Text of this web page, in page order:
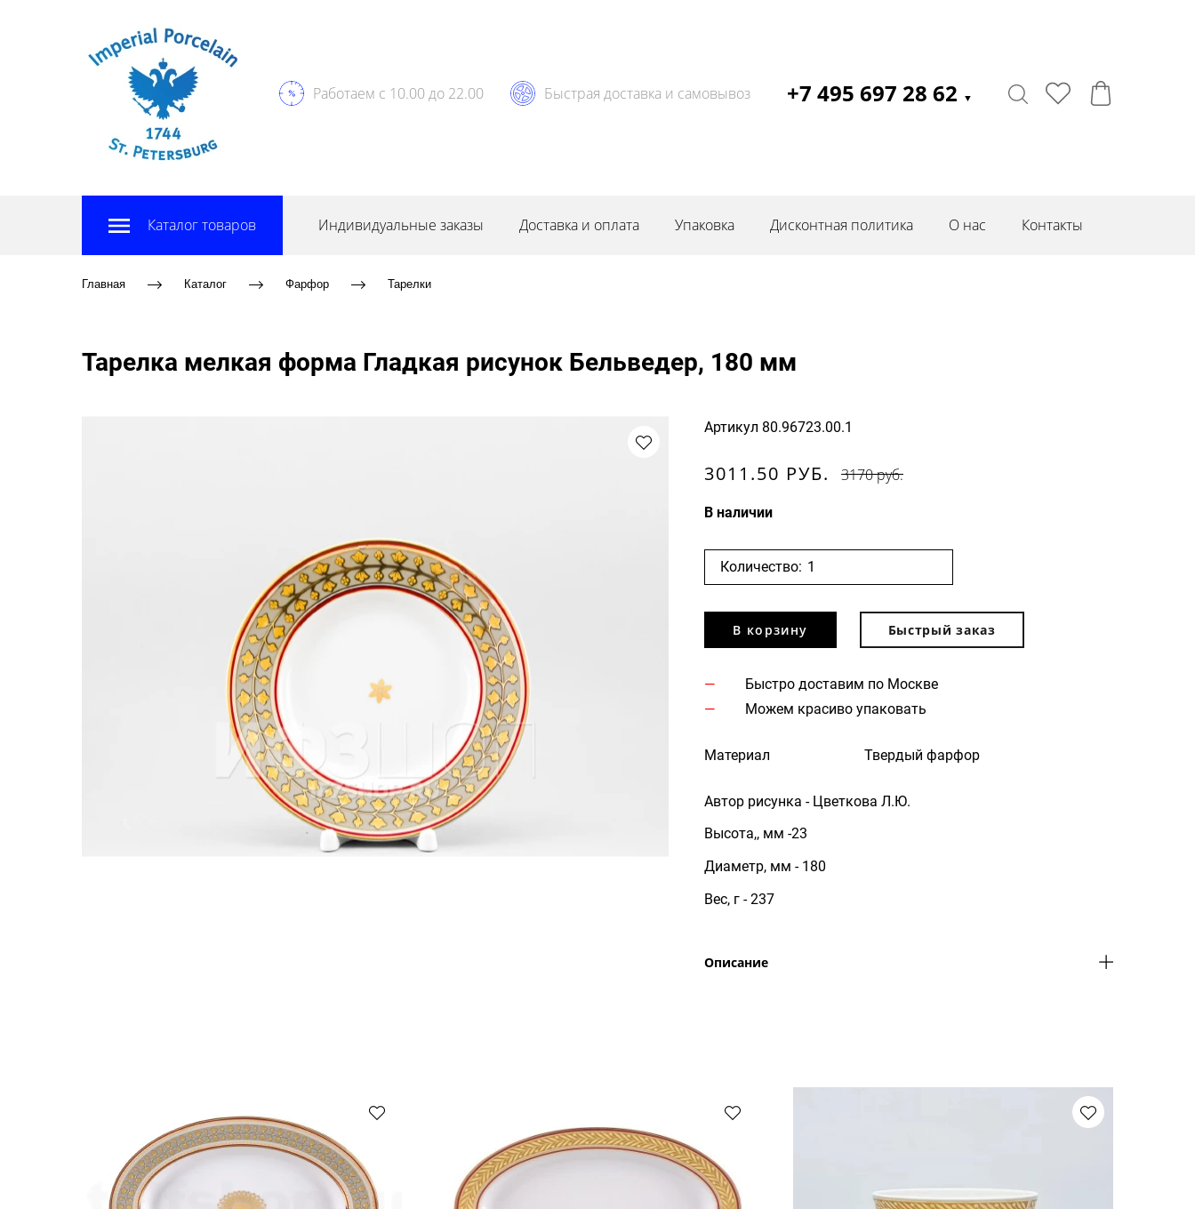
Работаем с 10.00 до 22.00 Быстрая доставка и самовывоз +7 495 697 28 62 ▼
Каталог товаров Индивидуальные заказы Доставка и оплата Упаковка Дисконтная политика О нас Контакты
Главная Каталог Фарфор Тарелки
Тарелка мелкая форма Гладкая рисунок Бельведер, 180 мм
Артикул 80.96723.00.1
3011.50 РУБ. 3170 руб.
В наличии
Количество:
В корзину Быстрый заказ
Быстро доставим по Москве
Можем красиво упаковать
Материал Твердый фарфор
Автор рисунка - Цветкова Л.Ю.
Высота,, мм -23
Диаметр, мм - 180
Вес, г - 237
Описание